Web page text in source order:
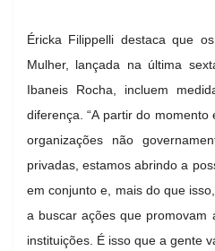
Éricka Filippelli destaca que
Mulher, lançada na última
Ibaneis Rocha, incluem
diferença. “A partir do
organizações não
privadas, estamos abrindo a
em conjunto e, mais do que
a buscar ações que promovam
instituições. É isso que a gente